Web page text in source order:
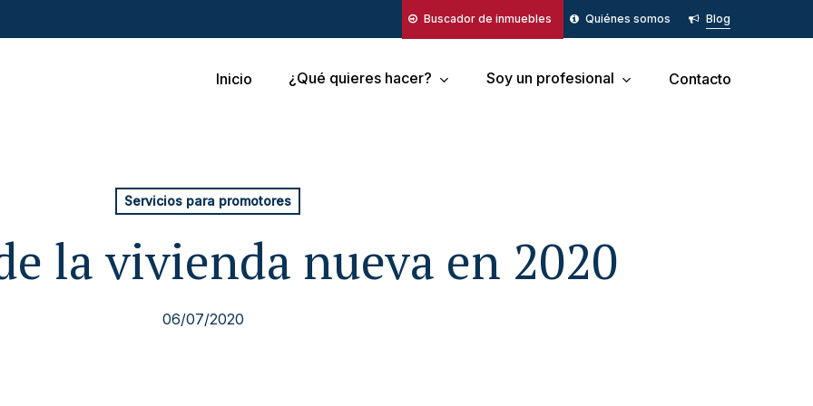
Buscador de inmuebles Quiénes somos Blog
Inicio ¿Qué quieres hacer? Soy un profesional Contacto
Servicios para promotores
la vivienda nueva en 2020
06/07/2020